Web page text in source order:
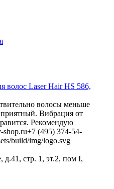
волос Laser Hair HS 586,
волосы меньше
Вибрация от
Рекомендую
shop.ru+7 (495) 374-54-
build/img/logo.svg
д.41, стр. 1, эт.2, пом I,